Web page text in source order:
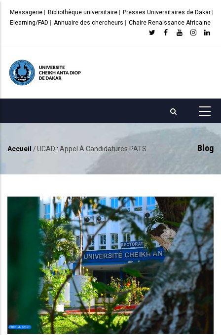
principal
Messagerie Bibliothèque universitaire Presses Universitaires de Dakar
Elearning/FAD
Annuaire des chercheurs Chaire Renaissance Africaine
Blog
d'Ariane
Accueil /UCAD : Appel À Candidatures PATS